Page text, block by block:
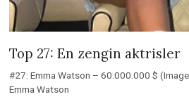
Top 27: En zengin aktrisler
#27: Emma Watson – 60.000.000 $
Emma Watson